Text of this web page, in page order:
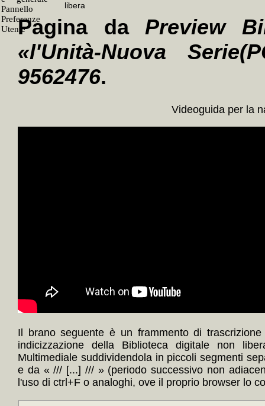
Pagina da Preview
«l'Unità-Nuova
9562476.
Videoguida per la
Il brano seguente è un frammento di
indicizzazione della Biblioteca digitale non
Multimediale suddividendola in piccoli segmenti
e da « /// [...] /// » (periodo successivo non
l'uso di ctrl+F o analoghi, ove il proprio browser lo